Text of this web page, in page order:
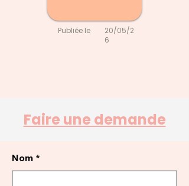
Publiée le
20/05/2
6
Faire une demande
Nom